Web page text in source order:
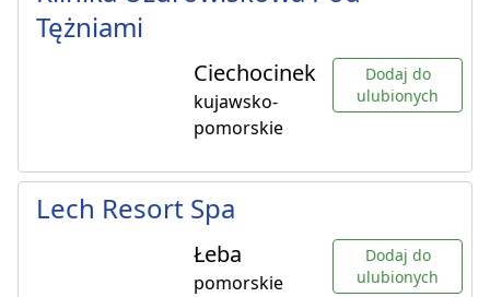
Tężniami
Ciechocinek
kujawsko-
pomorskie
Dodaj do
ulubionych
Lech Resort Spa
Łeba
pomorskie
Dodaj do
ulubionych